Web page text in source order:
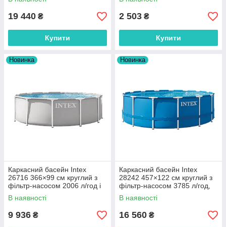
19 440 ₴
Купити
2 503 ₴
Купити
Новинка
Каркасний басейн Intex
26716 366×99 см круглий з
фільтр-насосом 2006 л/год і
драбиною
В наявності
9 936 ₴
Новинка
Каркасний басейн Intex
28242 457×122 см круглий з
фільтр-насосом 3785 л/год,
драбиною, тентом і
підстилкою
В наявності
16 560 ₴